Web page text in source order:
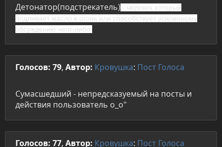
Детонатор(подстрекатель) - человек который
подливает масло в огонь или способствует усиленному
обсуждению чего-либо
Голосов: 79, Автор: Кровушка: Пост Голоса
Сумасшедший - непредсказуемый на посты и
действия пользователь о_о"
Голосов: 77, Автор: Кровушка: Пост Голоса